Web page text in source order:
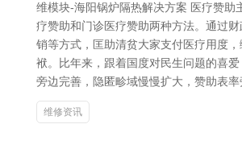
维模块-海阳锅炉隔热解决方案 医疗赞助
疗赞助和门诊医疗赞助两种方法。通过
销等方式，匡助清贫大家支付医疗用度
袱。比年来，跟着国度对民生问题的喜
旁边完善，隐匿畛域慢慢扩大，赞助表率
维修资讯